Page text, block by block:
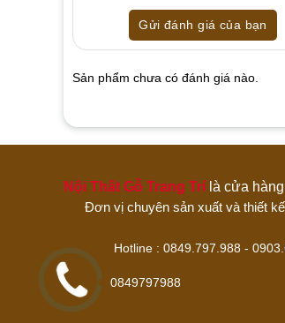
out
of
based
ratings
Gửi đánh giá của bạn
Sản phẩm chưa có đánh giá nào.
Hãy là người đánh giá đầu
Đánh giá của bạn
Nội Thất Gỗ Trang Trílà cửa
Đơn vị chuyên sản xuất và thiết
Hotline :
0849797988